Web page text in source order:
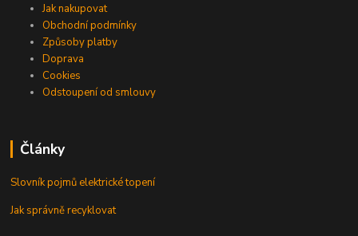
Jak nakupovat
Obchodní podmínky
Způsoby platby
Doprava
Cookies
Odstoupení od smlouvy
Články
Slovník pojmů elektrické topení
Jak správně recyklovat